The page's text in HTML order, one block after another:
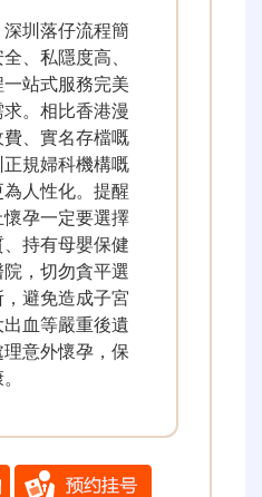
圳落仔流程簡
、私隱度高、
站式服務完美
。相比香港漫
、實名存檔嘅
規婦科機構嘅
人性化。提醒
孕一定要選擇
持有母嬰保健
，切勿貪平選
避免造成子宮
血等嚴重後遺
意外懷孕，保